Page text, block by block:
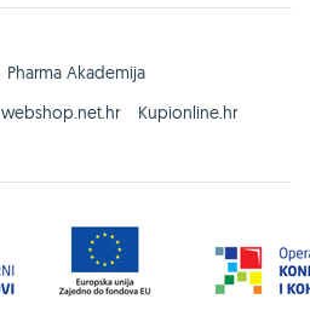
Pharma Akademija
webshop.net.hr
Kupionline.hr